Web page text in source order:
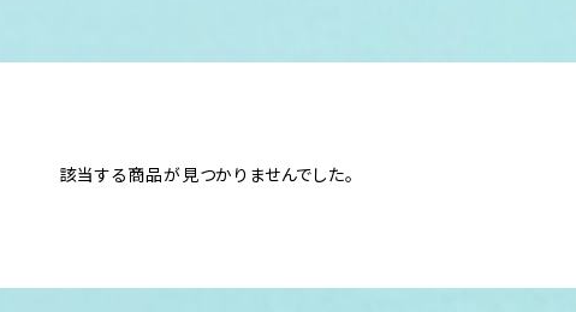
該当する商品が見つかりませんでした。